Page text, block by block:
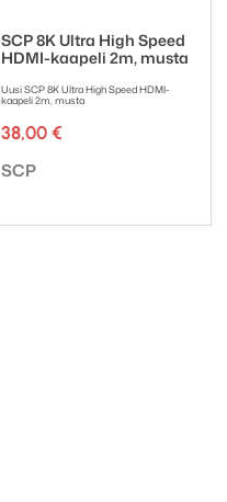
SCP 8K Ultra High Speed
HDMI-kaapeli 2m, musta
Uusi SCP 8K Ultra High Speed HDMI-
kaapeli 2m, musta
38,00 €
Tuotemerkki:
SCP